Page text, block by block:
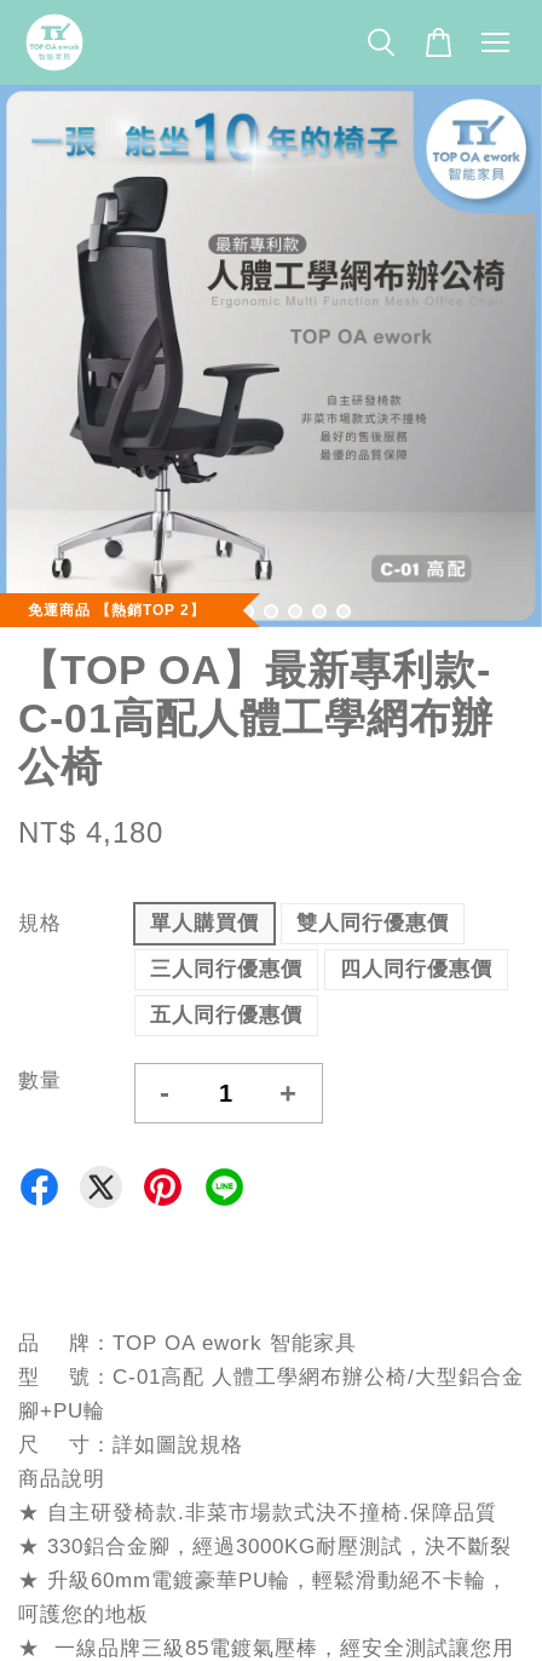
免運商品 【熱銷TOP 2】
【TOP OA】最新專利款-
C-01高配人體工學網布辦
公椅
NT$ 4,180
規格 單人購買價
雙人同行優惠價
三人同行優惠價
四人同行優惠價
五人同行優惠價
數量 - +
品 牌：TOP OA ework 智能家具
型 號：C-01高配 人體工學網布辦公椅/大型鋁合金
腳+PU輪
尺 寸：詳如圖說規格
商品說明
★ 自主研發椅款.非菜市場款式決不撞椅.保障品質
★ 330鋁合金腳，經過3000KG耐壓測試，決不斷裂
★ 升級60mm電鍍豪華PU輪，輕鬆滑動絕不卡輪，
呵護您的地板
★ 一線品牌三級85電鍍氣壓棒，經安全測試讓您用